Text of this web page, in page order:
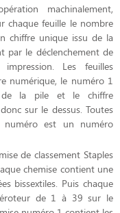
machinalement,
chaque feuille le nombre
chiffre unique issu de la
par le déclenchement de
Les feuilles
numérique, le numéro 1
de la pile et le chiffre
sur le dessus. Toutes
numéro est un numéro
de classement Staples
chemise contient une
bissextiles. Puis chaque
de 1 à 39 sur le